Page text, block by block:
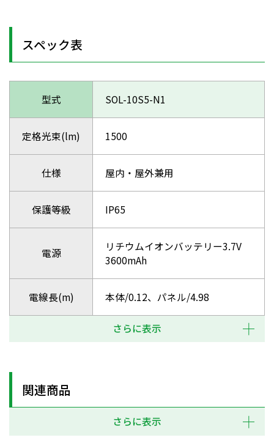
スペック表
型式 SOL-10S5-N1
定格光束(lm) 1500
仕様 屋内・屋外兼用
保護等級 IP65
電源
リチウムイオンバッテリー3.7V
3600mAh
電線長(m) 本体/0.12、パネル/4.98
さらに表示
関連商品
さらに表示